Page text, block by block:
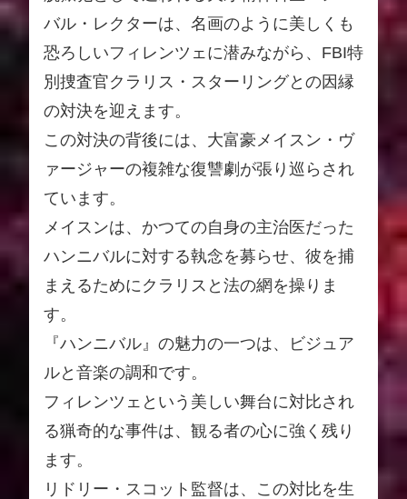
バル・レクターは、名画のように美しくも
恐ろしいフィレンツェに潜みながら、FBI特
別捜査官クラリス・スターリングとの因縁
の対決を迎えます。
この対決の背後には、大富豪メイスン・ヴ
ァージャーの複雑な復讐劇が張り巡らされ
ています。
メイスンは、かつての自身の主治医だった
ハンニバルに対する執念を募らせ、彼を捕
まえるためにクラリスと法の網を操りま
す。
『ハンニバル』の魅力の一つは、ビジュア
ルと音楽の調和です。
フィレンツェという美しい舞台に対比され
る猟奇的な事件は、観る者の心に強く残り
ます。
リドリー・スコット監督は、この対比を生